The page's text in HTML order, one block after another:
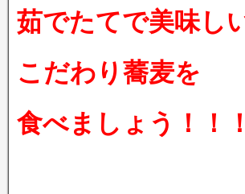
茹でたてで美味し
こだわり蕎麦を
食べましょう！！！